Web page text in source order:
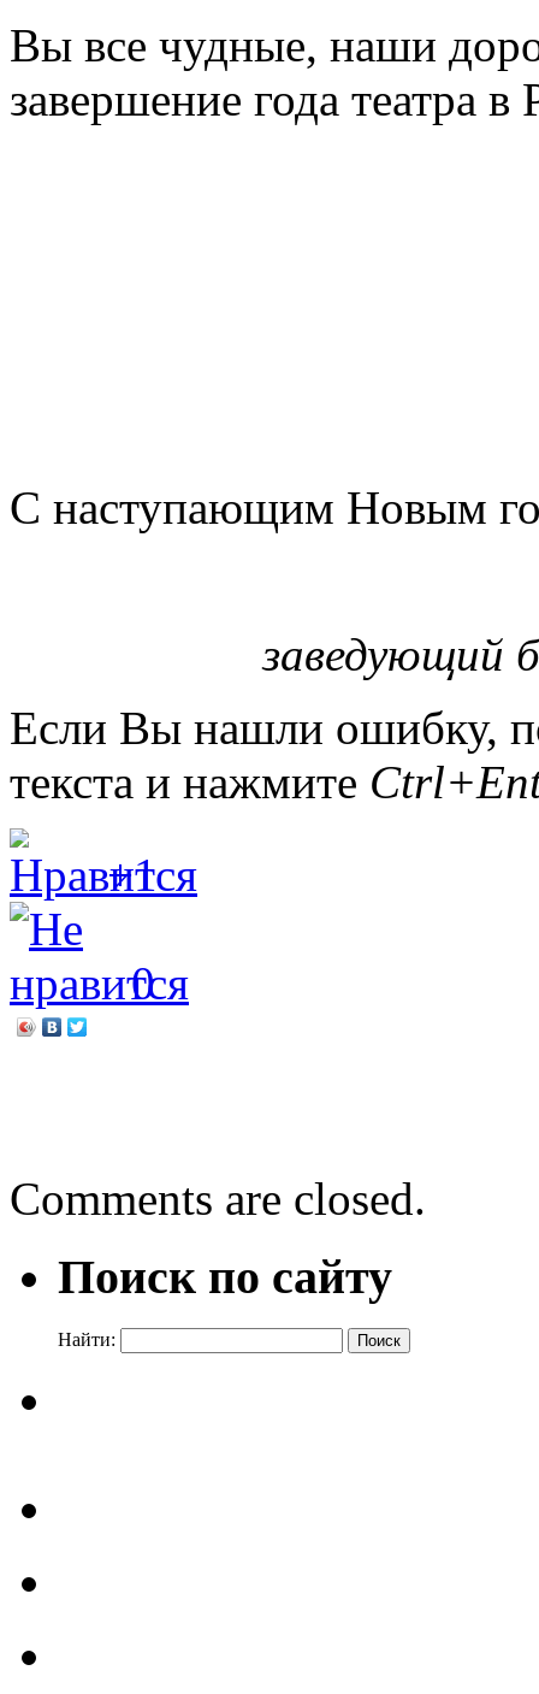
Вы все чудные, наши
завершение года театра в
С наступающим Новым
заведующий
Если Вы нашли ошибку,
текста и нажмите
+1
0
Comments are closed.
Поиск по сайту
Найти: